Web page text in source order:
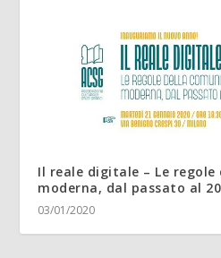
Il reale digitale – Le
moderna, dal passato al
03/01/2020